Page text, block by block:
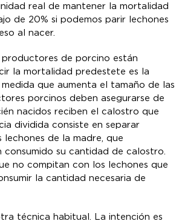
real de mantener la mortalidad
de 20% si podemos parir lechones
al nacer.
de porcino están
la mortalidad predestete es la
que aumenta el tamaño de las
porcinos deben asegurarse de
nacidos reciben el calostro que
dividida consiste en separar
de la madre, que
consumido su cantidad de calostro.
no compitan con los lechones que
la cantidad necesaria de
técnica habitual. La intención es